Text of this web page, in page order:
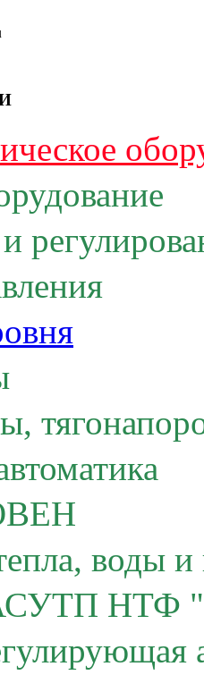
воды и
НТФ